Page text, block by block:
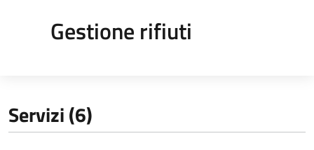
Gestione rifiuti
Servizi (6)